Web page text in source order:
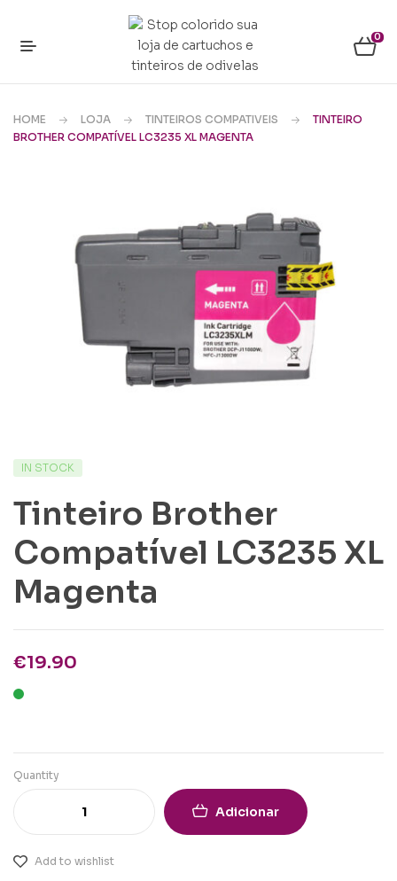
0
HOME LOJA TINTEIROS COMPATIVEIS
TINTEIRO
BROTHER COMPATÍVEL LC3235 XL MAGENTA
IN STOCK
Tinteiro Brother
Compatível LC3235 XL
Magenta
€19.90
Quantity
Adicionar
Add to wishlist